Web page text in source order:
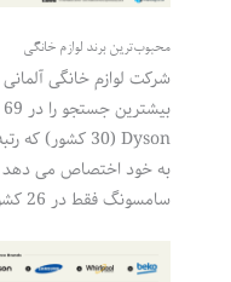
محبوب‌ترین برند لوازم خانگی
سامسونگ فقط در 26 کشور شماره یک است.